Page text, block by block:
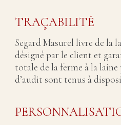
TRAÇABILITÉ
Segard Masurel livre de la
désigné par le client et
totale de la ferme à la laine
d’audit sont tenus à